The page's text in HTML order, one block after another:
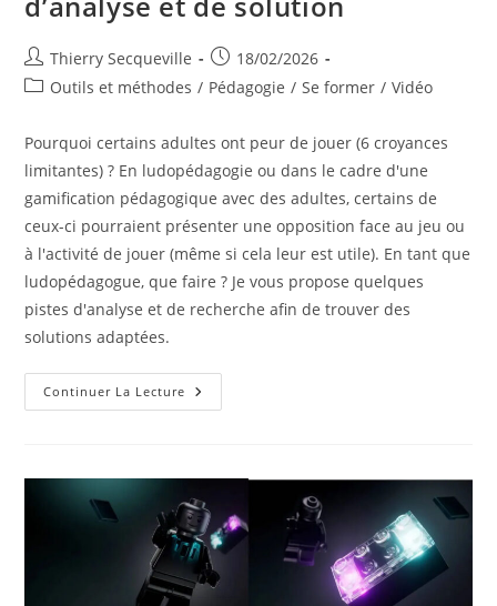
Auteur/autrice
de
Thierry Secqueville
Publication
publiée :
18/02/2026
PostOutils et méthodes / Pédagogie / Se former / Vidéo
Pourquoi certains adultes ont peur de jouer (6 croyances
limitantes) ? En ludopédagogie ou dans le cadre d'une
gamification pédagogique avec des adultes, certains de
ceux-ci pourraient présenter une opposition face au jeu ou
à l'activité de jouer (même si cela leur est utile). En tant que
ludopédagogue, que faire ? Je vous propose quelques
pistes d'analyse et de recherche afin de trouver des
solutions adaptées.
Continuer La Lecture Pourquoi
Certains
Jouer
–
Des
Pistes
D’analyse
Et
De
Solution